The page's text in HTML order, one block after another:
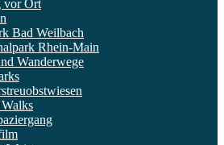
vor Ort
Bad Weilbach
Rhein-Main
Wanderwege